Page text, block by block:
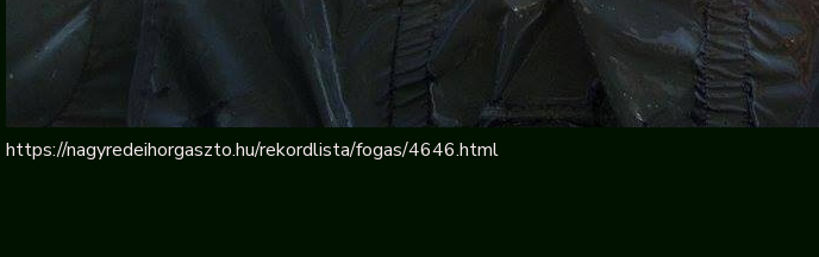
https://nagyredeihorgaszto.hu/rekordlista/fogas/4646.html